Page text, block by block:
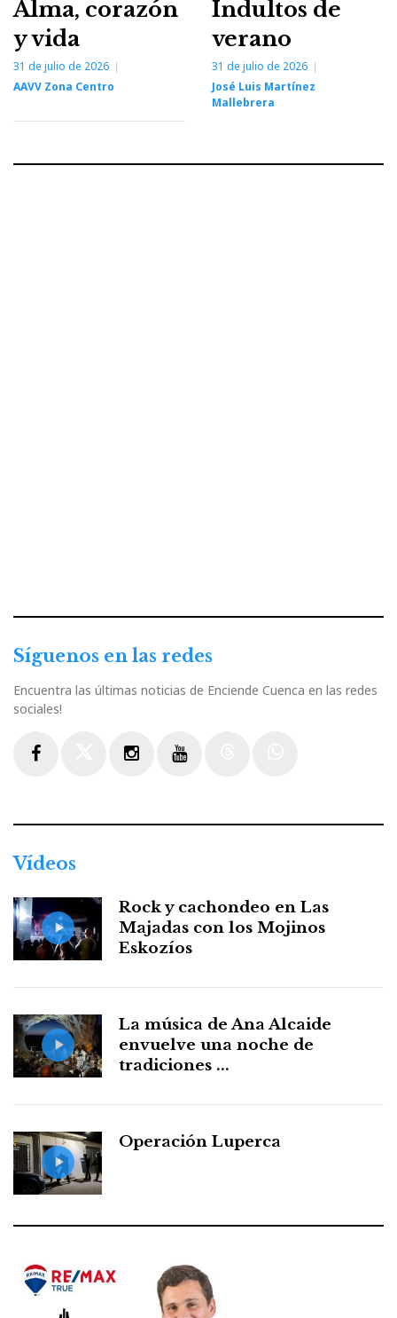
Alma, corazón
y vida
31 de julio de 2026
AAVV Zona Centro
Indultos de
verano
31 de julio de 2026
José Luis Martínez
Mallebrera
Síguenos en las redes
Encuentra las últimas noticias de Enciende Cuenca en las redes
sociales!
Vídeos
Rock y cachondeo en Las
Majadas con los Mojinos
Eskozíos
La música de Ana Alcaide
envuelve una noche de
tradiciones ...
Operación Luperca